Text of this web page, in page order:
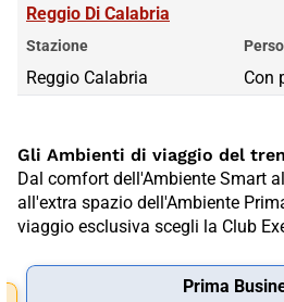
Reggio Di Calabria
Stazione
Reggio Calabria Con
Gli Ambienti di viaggio del
Dal comfort dell'Ambiente Smart
all'extra spazio dell'Ambiente
viaggio esclusiva scegli la Club
Prima